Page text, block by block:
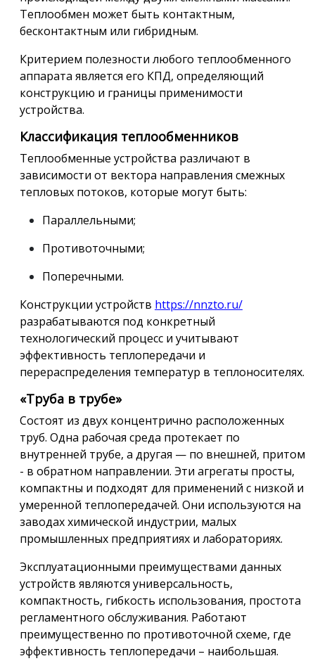
Теплообмен может быть контактным,
бесконтактным или гибридным.
Критерием полезности любого теплообменного
аппарата является его КПД, определяющий
конструкцию и границы применимости
устройства.
Классификация теплообменников
Теплообменные устройства различают в
зависимости от вектора направления смежных
тепловых потоков, которые могут быть:
Параллельными;
Противоточными;
Поперечными.
Конструкции устройств https://nnzto.ru/
разрабатываются под конкретный
технологический процесс и учитывают
эффективность теплопередачи и
перераспределения температур в теплоносителях.
«Труба в трубе»
Состоят из двух концентрично расположенных
труб. Одна рабочая среда протекает по
внутренней трубе, а другая — по внешней, притом
- в обратном направлении. Эти агрегаты просты,
компактны и подходят для применений с низкой и
умеренной теплопередачей. Они используются на
заводах химической индустрии, малых
промышленных предприятиях и лабораториях.
Эксплуатационными преимуществами данных
устройств являются универсальность,
компактность, гибкость использования, простота
регламентного обслуживания. Работают
преимущественно по противоточной схеме, где
эффективность теплопередачи – наибольшая.